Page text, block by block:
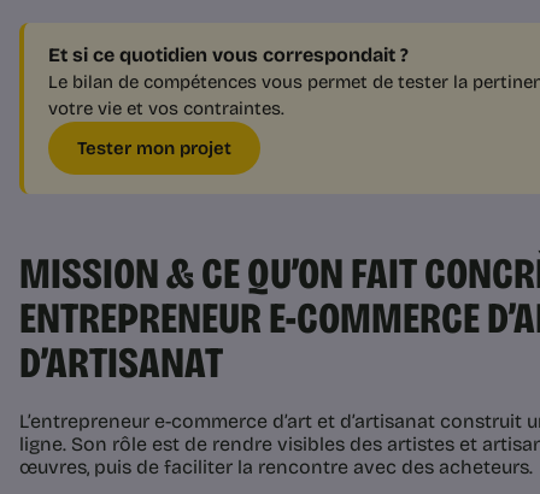
Et si ce quotidien vous correspondait ?
Le bilan de compétences vous permet de tester la
votre vie et vos contraintes.
Tester mon projet
MISSION & CE QU’ON FAIT
ENTREPRENEUR E-COMMERCE
D’ARTISANAT
L’entrepreneur e-commerce d’art et d’artisanat construit
ligne. Son rôle est de rendre visibles des artistes et
œuvres, puis de faciliter la rencontre avec des acheteurs.